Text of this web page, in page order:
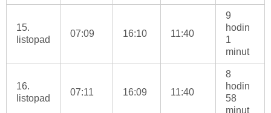
15.
listopad
07:09 16:10 11:40
9
hodin
1
minut
16.
listopad
07:11 16:09 11:40
8
hodin
58
minut